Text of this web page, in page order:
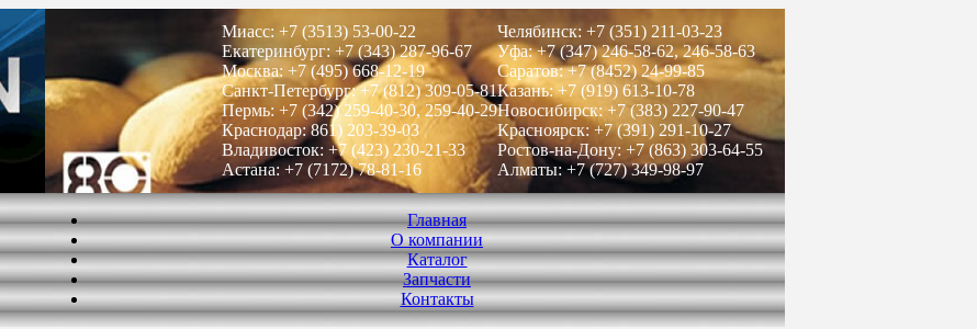
Миасс: +7 (3513) 53-00-22
Челябинск: +7 (351) 211-03-23
Екатеринбург: +7 (343) 287-96-67
Уфа: +7 (347) 246-58-62, 246-58-63
Москва: +7 (495) 668-12-19
Саратов: +7 (8452) 24-99-85
Санкт-Петербург: +7 (812) 309-05-81Казань: +7 (919) 613-10-78
Пермь: +7 (342) 259-40-30, 259-40-29Новосибирск: +7 (383) 227-90-47
Краснодар: 861) 203-39-03
Красноярск: +7 (391) 291-10-27
Владивосток: +7 (423) 230-21-33
Ростов-на-Дону: +7 (863) 303-64-55
Астана: +7 (7172) 78-81-16
Алматы: +7 (727) 349-98-97
Главная
О компании
Каталог
Запчасти
Контакты